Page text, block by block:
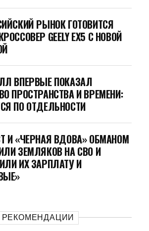
РЫНОК ГОТОВИТСЯ
GEELY EX5 С НОВОЙ
ВПЕРВЫЕ ПОКАЗАЛ
ПРОСТРАНСТВА И ВРЕМЕНИ:
ПО ОТДЕЛЬНОСТИ
И «ЧЕРНАЯ ВДОВА» ОБМАНОМ
ЗЕМЛЯКОВ НА СВО И
ИХ ЗАРПЛАТУ И
РЕКОМЕНДАЦИИ